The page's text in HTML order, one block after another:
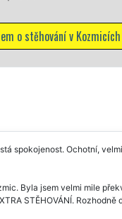
spokojenost. Ochotní,
Byla jsem velmi mile
STĚHOVÁNÍ.